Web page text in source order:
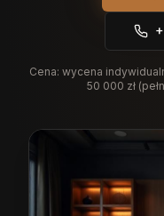
Cena: wycena
50 000 zł